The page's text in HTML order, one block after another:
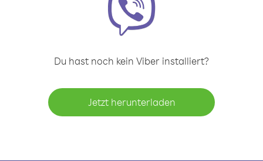
Du hast noch kein Viber installiert?
Jetzt herunterladen